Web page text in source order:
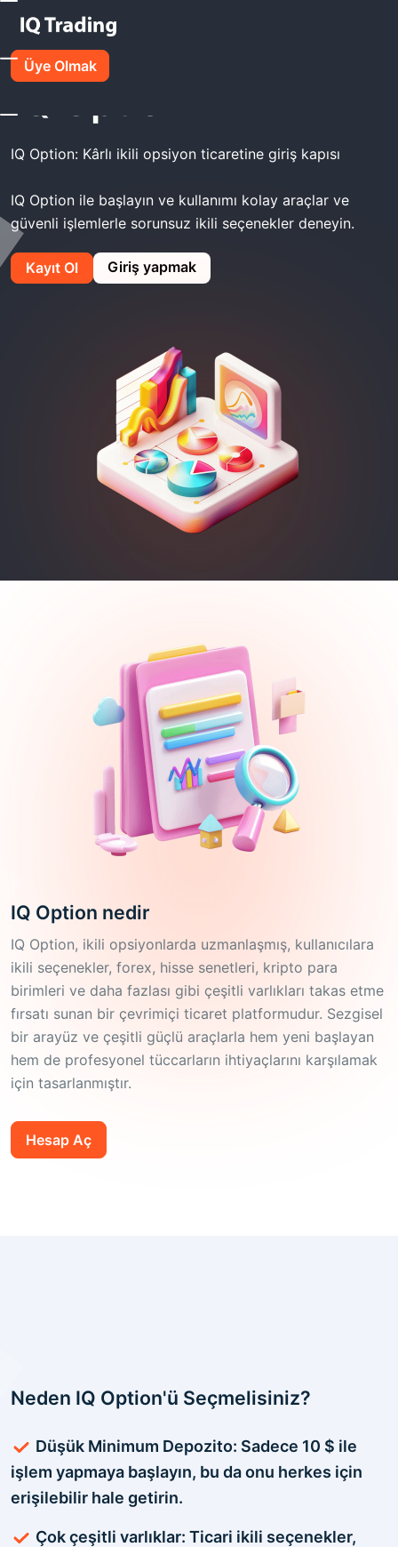
Üye Olmak
IQ Option Broker -
IQ Option
IQ Option: Kârlı ikili opsiyon ticaretine giriş kapısı
IQ Option ile başlayın ve kullanımı kolay araçlar ve
güvenli işlemlerle sorunsuz ikili seçenekler deneyin.
Kayıt Ol Giriş yapmak
IQ Option nedir
IQ Option, ikili opsiyonlarda uzmanlaşmış, kullanıcılara
ikili seçenekler, forex, hisse senetleri, kripto para
birimleri ve daha fazlası gibi çeşitli varlıkları takas etme
fırsatı sunan bir çevrimiçi ticaret platformudur. Sezgisel
bir arayüz ve çeşitli güçlü araçlarla hem yeni başlayan
hem de profesyonel tüccarların ihtiyaçlarını karşılamak
için tasarlanmıştır.
Hesap Aç
Neden IQ Option'ü Seçmelisiniz?
Düşük Minimum Depozito: Sadece 10 $ ile
işlem yapmaya başlayın, bu da onu herkes için
erişilebilir hale getirin.
Çok çeşitli varlıklar: Ticari ikili seçenekler,